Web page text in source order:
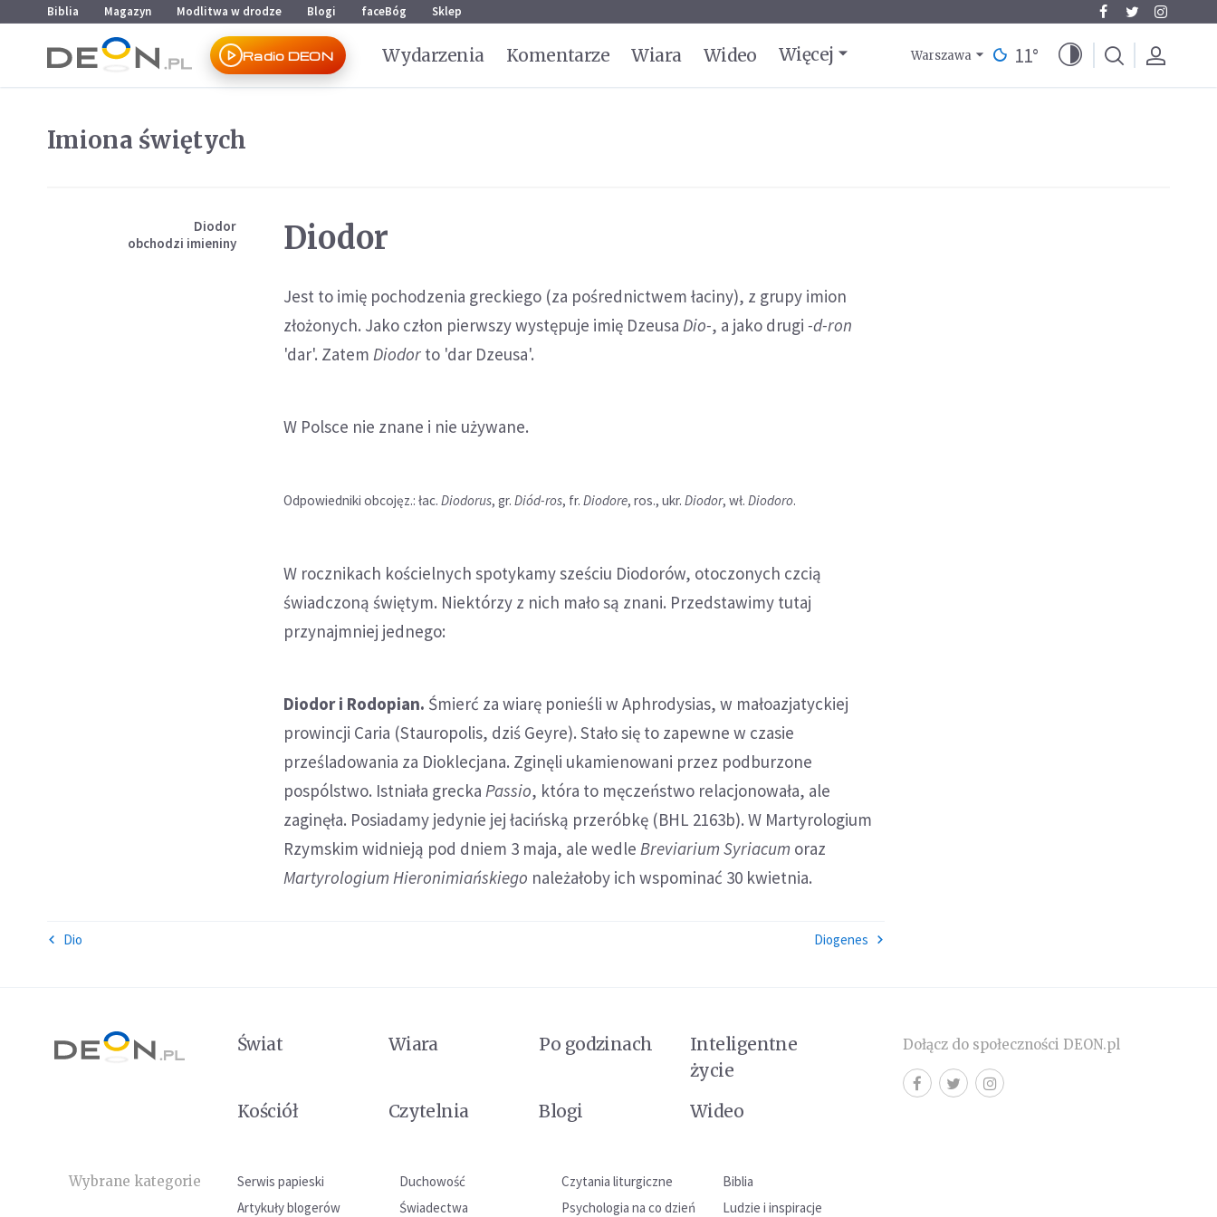
Przejdź do menu głównego
Przejdź do treści
Biblia Magazyn Modlitwa w drodze Blogi faceBóg Sklep
Radio DEON Wydarzenia Komentarze Wiara Wideo Więcej Warszawa 11°
Imiona świętych
Diodor
Jest to imię pochodzenia greckiego (za pośrednictwem łaciny), z grupy imion
złożonych. Jako człon pierwszy występuje imię Dzeusa Dio-, a jako drugi -d-ron
'dar'. Zatem Diodorto 'dar Dzeusa'.
W Polsce nie znane i nie używane.
Odpowiedniki obcojęz.: łac. Diodorus, gr. Diód-ros, fr. Diodore, ros., ukr. Diodor, wł. Diodoro.
W rocznikach kościelnych spotykamy sześciu Diodorów, otoczonych czcią
świadczoną świętym. Niektórzy z nich mało są znani. Przedstawimy tutaj
przynajmniej jednego:
Diodor i Rodopian. Śmierć za wiarę ponieśli w Aphrodysias, w małoazjatyckiej
prowincji Caria (Stauropolis, dziś Geyre). Stało się to zapewne w czasie
prześladowania za Dioklecjana. Zginęli ukamienowani przez podburzone
pospólstwo. Istniała grecka Passio, która to męczeństwo relacjonowała, ale
zaginęła. Posiadamy jedynie jej łacińską przeróbkę (BHL 2163b). W Martyrologium
Rzymskim widnieją pod dniem 3 maja, ale wedle Breviarium Syriacumoraz
Martyrologium Hieronimiańskiego należałoby ich wspominać 30 kwietnia.
Diodor
obchodzi imieniny
Dio Diogenes
Świat Wiara Po godzinach
Inteligentne
życie
Kościół
Czytelnia Blogi Wideo
Wybrane kategorie Serwis papieski Duchowość Czytania liturgiczne
Biblia
Artykuły blogerów
Świadectwa Psychologia na co dzień Ludzie i inspiracje
Dołącz do społeczności DEON.pl